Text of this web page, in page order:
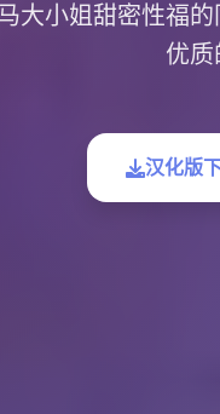
大小姐甜密性福
优质
汉化版